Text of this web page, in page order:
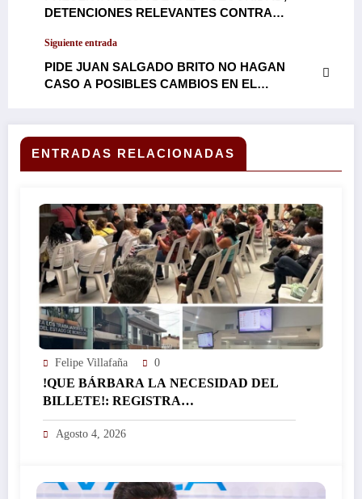
DETENCIONES RELEVANTES CONTRA
ZONAS DE MORELOS…
Siguiente entrada
PIDE JUAN SALGADO BRITO NO HAGAN
CASO A POSIBLES CAMBIOS EN EL
ENTRADAS RELACIONADAS
Felipe Villafaña 0
!QUE BÁRBARA LA NECESIDAD DEL
BILLETE!: REGISTRA
EL ICTSGEM MÁS DE 400 CRÉDITOS EN
UN DÍA…
Agosto 4, 2026